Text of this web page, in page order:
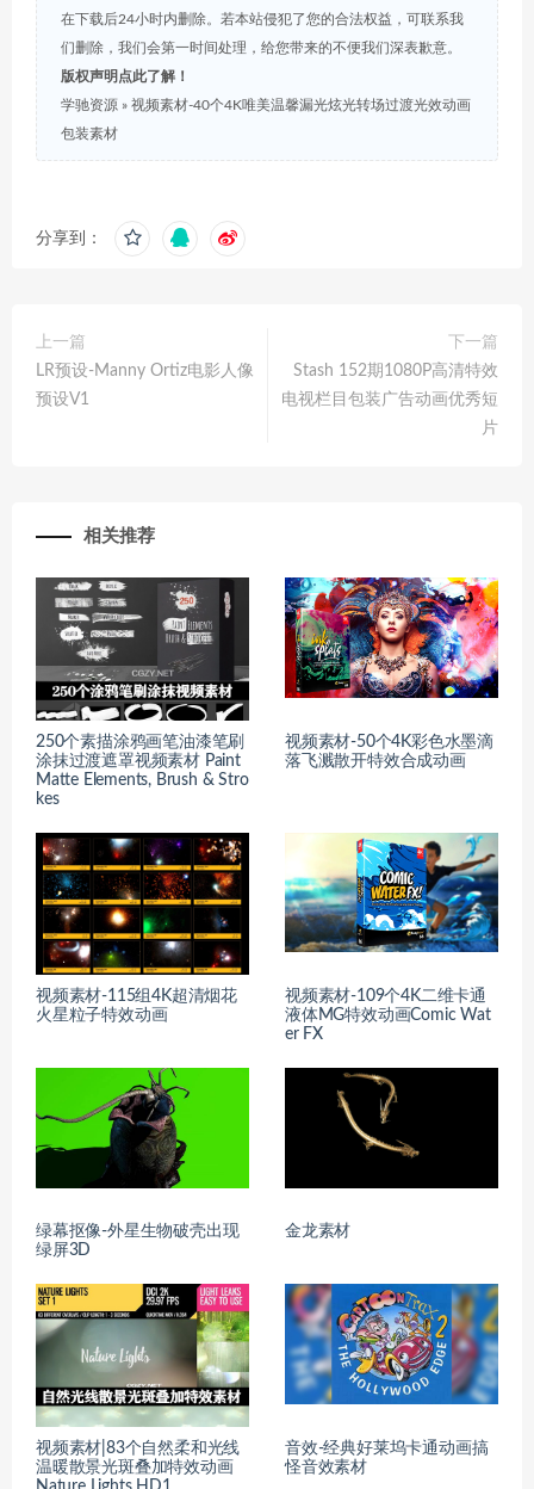
在下载后24小时内删除。若本站侵犯了您的合法权益，可联系我
们删除，我们会第一时间处理，给您带来的不便我们深表歉意。
版权声明点此了解！
学驰资源 » 视频素材-40个4K唯美温馨漏光炫光转场过渡光效动画
包装素材
分享到：
上一篇
LR预设-Manny Ortiz电影人像
预设V1
下一篇
Stash 152期1080P高清特效
电视栏目包装广告动画优秀短
片
相关推荐
250个素描涂鸦画笔油漆笔刷
涂抹过渡遮罩视频素材 Paint
Matte Elements, Brush & Stro
kes
视频素材-50个4K彩色水墨滴
落飞溅散开特效合成动画
视频素材-115组4K超清烟花
火星粒子特效动画
视频素材-109个4K二维卡通
液体MG特效动画Comic Wat
er FX
绿幕抠像-外星生物破壳出现
绿屏3D
金龙素材
视频素材|83个自然柔和光线
温暖散景光斑叠加特效动画
音效-经典好莱坞卡通动画搞
怪音效素材